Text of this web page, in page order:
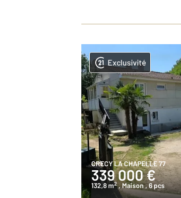
Exclusivité
CRECY LA CHAPELLE 77
339 000 €
132,8 m2 , Maison, 6 pcs